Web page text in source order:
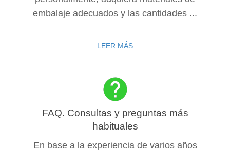
embalaje adecuados y las cantidades ...
LEER MÁS
FAQ. Consultas y preguntas más
habituales
En base a la experiencia de varios años